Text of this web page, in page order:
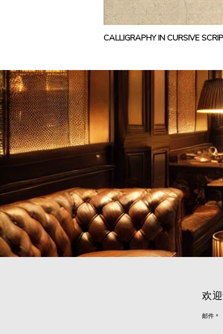
CALLIGRAPHY IN CURSIVE
欢
邮件